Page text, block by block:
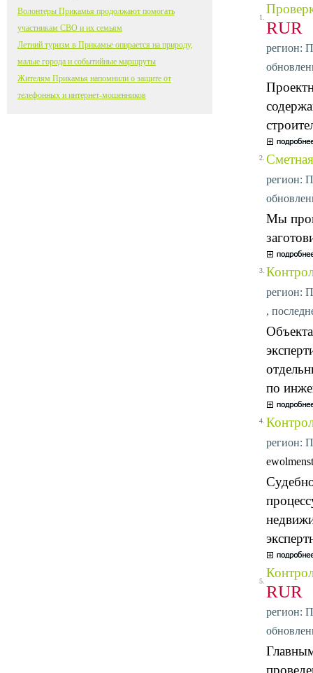
1.
RUR
регион:
2.
регион:
Мы
3.
регион:
,
по
4.
регион:
5.
RUR
регион:
Волонтеры Прикамья продолжают помогать
участникам СВО и их семьям
Летний туризм в Прикамье опирается на природу,
малые города и событийные маршруты
Жителям Прикамья напомнили о защите от
телефонных и интернет-мошенников